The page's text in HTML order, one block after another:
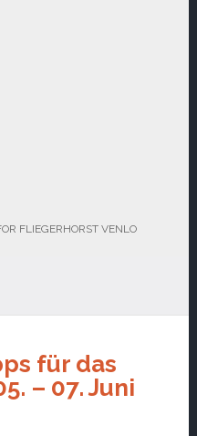
FLIEGERHORST VENLO
für das
– 07. Juni